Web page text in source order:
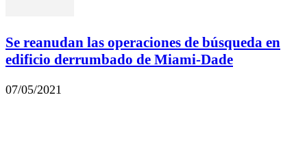
Se reanudan las operaciones de búsqueda en
edificio derrumbado de Miami-Dade
07/05/2021